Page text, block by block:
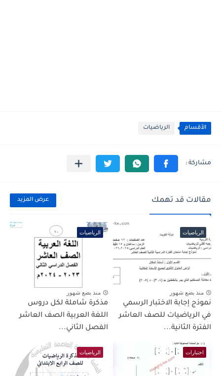
الأقسام الرياضيات
مقالات قد تهمك عرض المزيد
الرياضيات
منذ بضع شهور
نموذج إجابة الاختبار الرسمي
في الرياضيات للصف العاشر
الفترة الثانية...
الرياضيات
منذ بضع شهور
مذكرة شاملة لكل دروس
اللغة العربية الصف العاشر
الفصل الثاني...
اختبارات الرياضيات